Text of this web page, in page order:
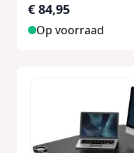
€ 84,95
Op voorraad